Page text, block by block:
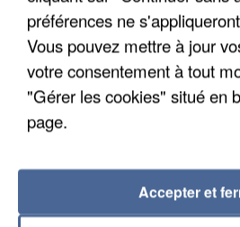
LES DONNÉES DE 300 000
INTERMARCHÉ APRÈS UNE...
préférences ne
Vous pouvez mettre à jour
votre consentement à tout
"Gérer les cookies" situé en
page.
Accepter et